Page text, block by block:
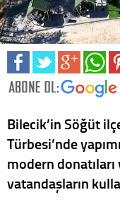
Bilecik’in Söğüt
Türbesi’nde
modern
vatandaşların